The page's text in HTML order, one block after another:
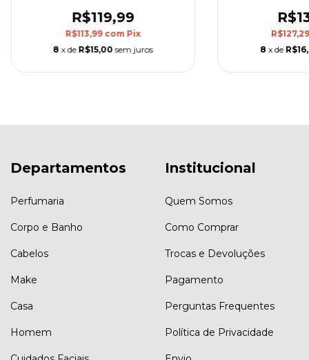
R$119,99
R$113,99 com Pix
8 x de R$15,00 sem juros
8 x de
Departamentos
Perfumaria
Corpo e Banho
Cabelos
Make
Casa
Homem
Institucional
Quem Somos
Como Comprar
Trocas e Devoluções
Pagamento
Perguntas Frequentes
Política de Privacidade